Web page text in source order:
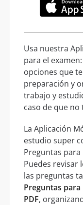
Usa nuestra
para el
opciones que
preparación y
trabajo y
caso de que
La Aplicación
estudio super
Preguntas
Puedes revisar
las preguntas
Preguntas
PDF,